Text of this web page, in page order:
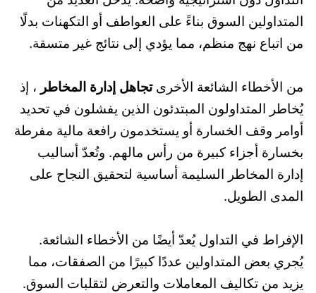
المتداولين السوق بناءً على العواطف أو التكهنات بدلًا
من اتباع نهج منظم، مما يؤدي إلى نتائج غير متسقة.
من الأخطاء الشائعة الأخرىتجاهل إدارة المخاطر ، إذ
يُخاطر المتداولون المبتدئون الذين يفشلون في تحديد
أوامر وقف الخسارة أو يستخدمون رافعة مالية مفرطة
بخسارة أجزاء كبيرة من رأس مالهم. وتُعدّ أساليب
إدارة المخاطر السليمة أساسية لتحقيق النجاح على
المدى الطويل.
الإفراط في التداول يُعدّ أيضًا من الأخطاء الشائعة.
يُجري بعض المتداولين عددًا كبيرًا من الصفقات، مما
يزيد من تكاليف المعاملات والتعرض لتقلبات السوق.